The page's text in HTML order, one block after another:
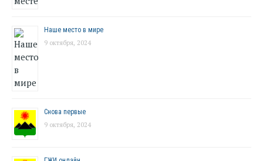
Наше место в мире
9 октября, 2024
Снова первые
9 октября, 2024